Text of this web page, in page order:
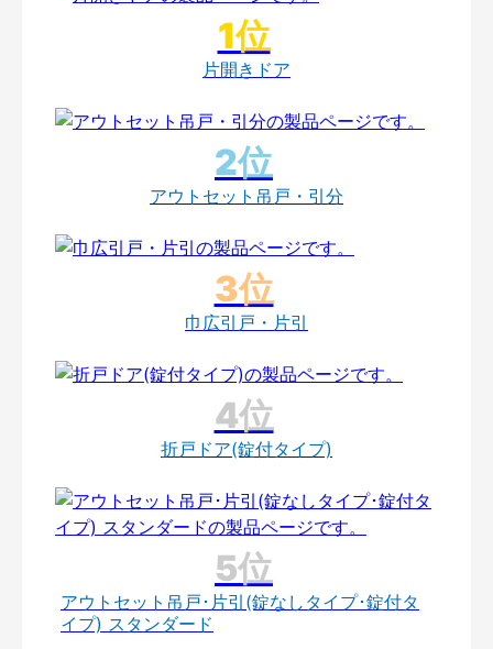
片開きドア
アウトセット吊戸・引分
巾広引戸・片引
折戸ドア(錠付タイプ)
アウトセット吊戸･片引(錠なしタイプ･錠付タ
イプ) スタンダード